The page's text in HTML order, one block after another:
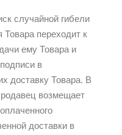
случайной гибели
Товара переходит к
ему Товара и
в
доставку Товара. В
возмещает
доставки в